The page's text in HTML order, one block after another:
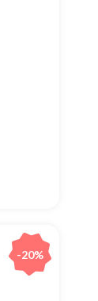
-20%